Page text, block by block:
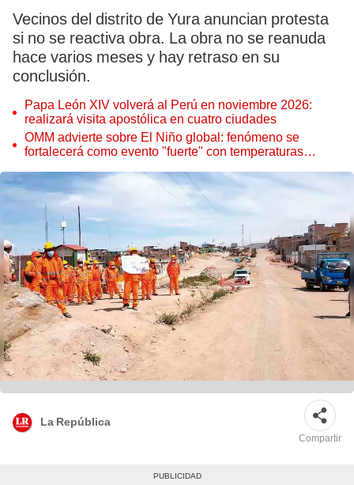
Vecinos del distrito de Yura anuncian protesta
si no se reactiva obra. La obra no se reanuda
hace varios meses y hay retraso en su
conclusión.
Papa León XIV volverá al Perú en noviembre 2026:
realizará visita apostólica en cuatro ciudades
OMM advierte sobre El Niño global: fenómeno se
fortalecerá como evento "fuerte" con temperaturas
La República
Compartir